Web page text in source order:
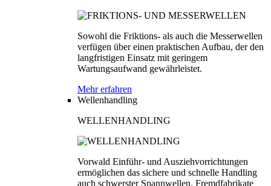
Sowohl die Friktions- als auch die Messerwellen
verfügen über einen praktischen Aufbau, der den
langfristigen Einsatz mit geringem
Wartungsaufwand gewährleistet.
Mehr erfahren
Wellenhandling
WELLENHANDLING
Vorwald Einführ- und Ausziehvorrichtungen
ermöglichen das sichere und schnelle Handling
auch schwerster Spannwellen. Fremdfabrikate